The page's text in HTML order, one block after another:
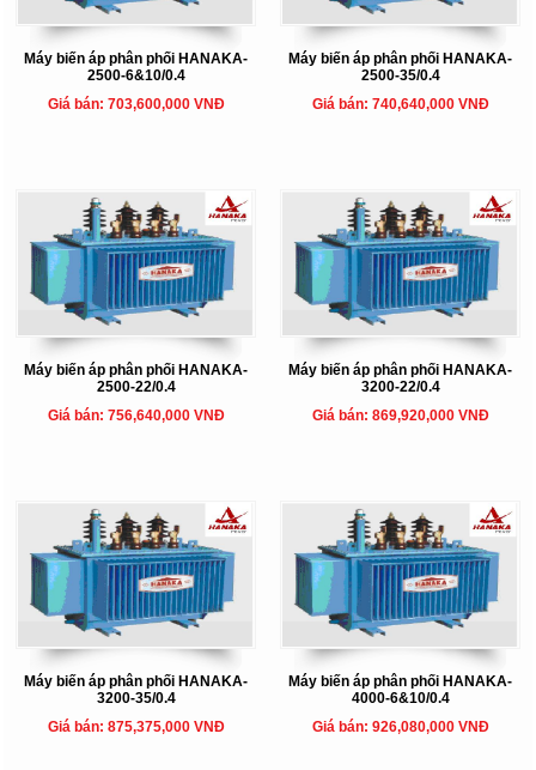
Máy biến áp phân phối HANAKA-
2500-6&10/0.4
Giá bán: 703,600,000 VNĐ
Máy biến áp phân phối HANAKA-
2500-35/0.4
Giá bán: 740,640,000 VNĐ
Máy biến áp phân phối HANAKA-
2500-22/0.4
Giá bán: 756,640,000 VNĐ
Máy biến áp phân phối HANAKA-
3200-22/0.4
Giá bán: 869,920,000 VNĐ
Máy biến áp phân phối HANAKA-
3200-35/0.4
Giá bán: 875,375,000 VNĐ
Máy biến áp phân phối HANAKA-
4000-6&10/0.4
Giá bán: 926,080,000 VNĐ